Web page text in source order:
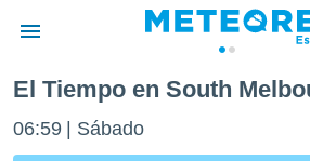
de
El Tiempo en South
06:59 Sábado